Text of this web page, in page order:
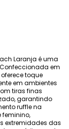
Laranja é uma
em
toque
em ambientes
tiras finas
garantindo
ruffle na
extremidades das